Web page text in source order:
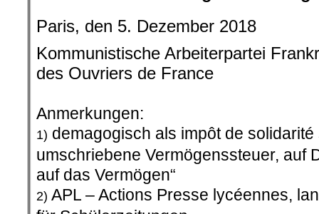
Online-Anwendung des Ministeriums
Forschung und Innovation
.
Veröffentlichung mit freundlicher
Herausgebers.
Übersetzung aus dem
Bildunterschrift teilweise oder ganz
Redaktion AmericanRebel.